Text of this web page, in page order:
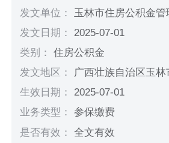
发文单位： 玉林市住房公积金管
发文日期： 2025-07-01
类别：住房公积金
发文地区： 广西壮族自治区玉林
生效日期： 2025-07-01
业务类型：参保缴费
是否有效：全文有效